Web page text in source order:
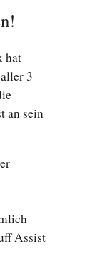
hat
3
an sein
Assist